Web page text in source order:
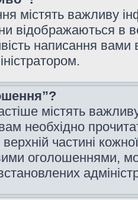
містять важливу
відображаються в
написання
містять
необхідно
частині
оголошеннями,